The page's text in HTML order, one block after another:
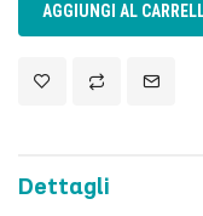
AGGIUNGI AL
Dettagli